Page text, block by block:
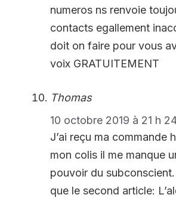
numeros ns renvoie
contacts egallement
doit on faire pour vous
voix GRATUITEMENT
Thomas
10 octobre 2019 à 21 h
J’ai reçu ma commande
mon colis il me manque
pouvoir du subconscient.
que le second article: